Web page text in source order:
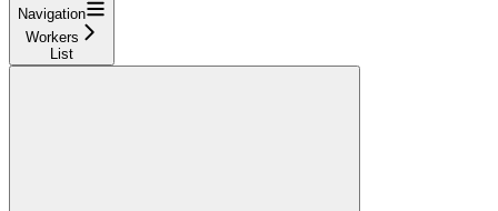
Navigation
Workers
List